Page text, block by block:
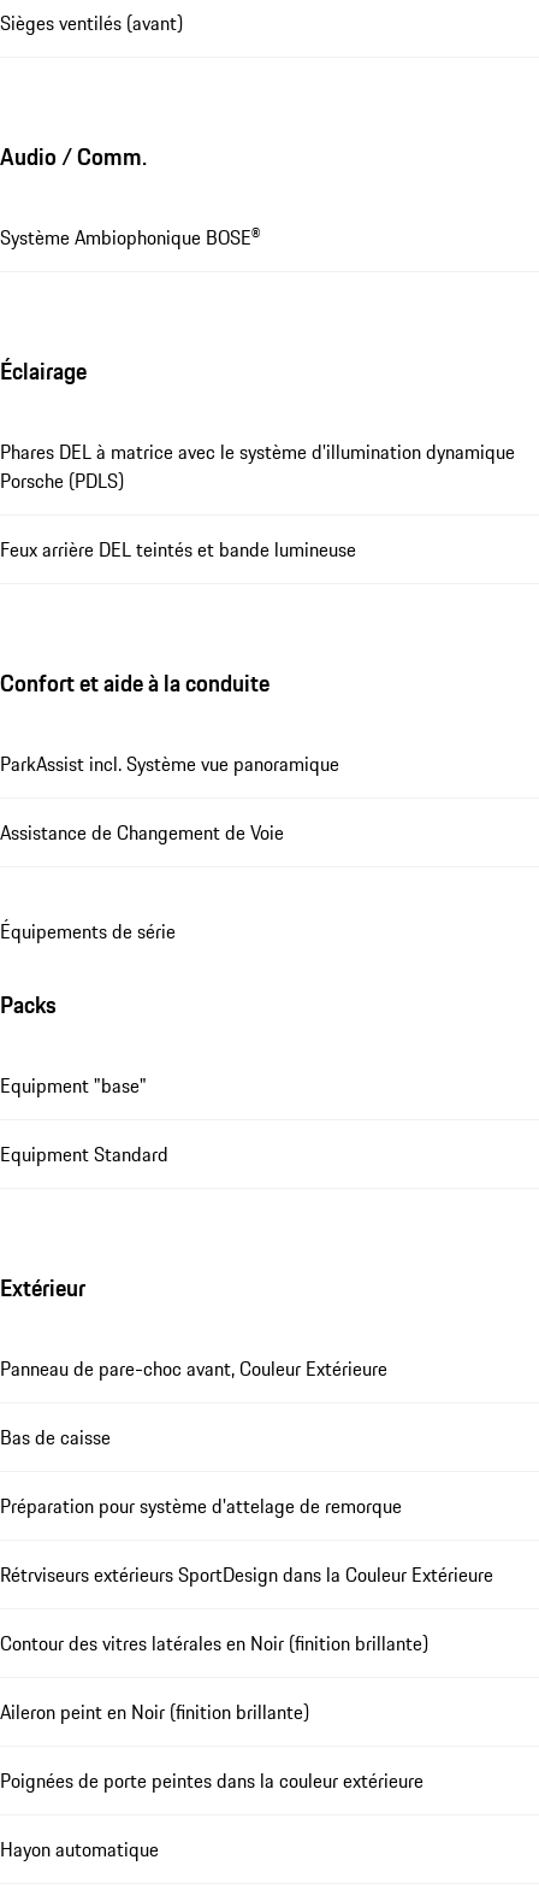
Sièges ventilés (avant)
Audio / Comm.
Système Ambiophonique BOSE®
Éclairage
Phares DEL à matrice avec le système d'illumination dynamique
Porsche (PDLS)
Feux arrière DEL teintés et bande lumineuse
Confort et aide à la conduite
ParkAssist incl. Système vue panoramique
Assistance de Changement de Voie
Équipements de série
Packs
Equipment "base"
Equipment Standard
Extérieur
Panneau de pare-choc avant, Couleur Extérieure
Bas de caisse
Préparation pour système d'attelage de remorque
Rétrviseurs extérieurs SportDesign dans la Couleur Extérieure
Contour des vitres latérales en Noir (finition brillante)
Aileron peint en Noir (finition brillante)
Poignées de porte peintes dans la couleur extérieure
Hayon automatique